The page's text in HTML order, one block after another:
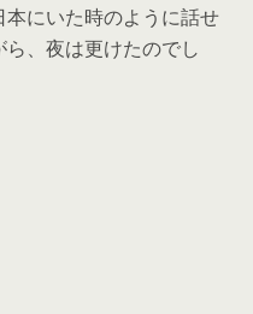
にいた時のように話せ
、夜は更けたのでし